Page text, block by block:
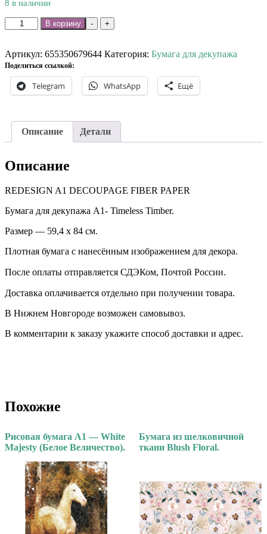
8 в наличии
-
Количество
товара
для
декупажа
А1-
Timeless
Timber.
+
В корзину
Артикул: 655350679644 Категория: Бумага для декупажа
Поделиться ссылкой:
Telegram WhatsApp Ещё
Описание Детали
Описание
REDESIGN A1 DECOUPAGE FIBER PAPER
Бумага для декупажа А1- Timeless Timber.
Размер — 59,4 х 84 см.
Плотная бумага с нанесённым изображением для декора.
После оплаты отправляется СДЭКом, Почтой России. ⠀
Доставка оплачивается отдельно при получении товара. ⠀
В Нижнем Новгороде возможен самовывоз.
В комментарии к заказу укажите способ доставки и адрес.
Похожие
Рисовая бумага А1 — White
Majesty (Белое Величество).
Бумага из шелковичной
ткани Blush Floral.